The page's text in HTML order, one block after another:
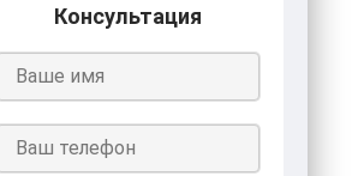
Консультация